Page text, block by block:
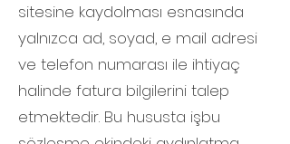
sitesine kaydolması esnasında
yalnızca ad, soyad, e mail adresi
ve telefon numarası ile ihtiyaç
halinde fatura bilgilerini talep
etmektedir. Bu hususta işbu